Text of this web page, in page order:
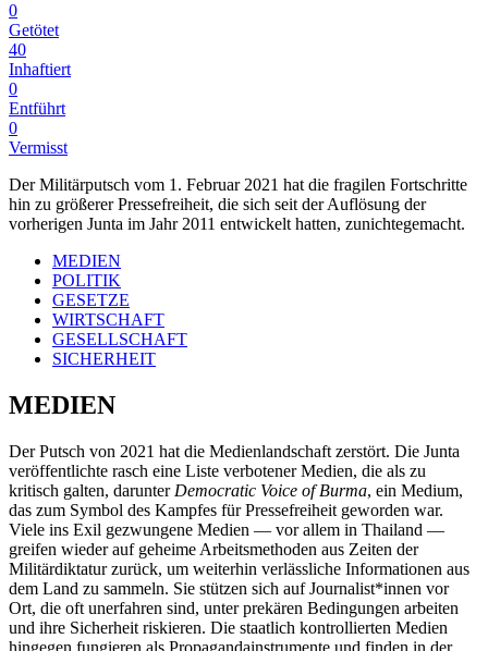
0
Getötet
40
Inhaftiert
0
Entführt
0
Vermisst
Der Militärputsch vom 1. Februar 2021 hat die fragilen Fortschritte
hin zu größerer Pressefreiheit, die sich seit der Auflösung der
vorherigen Junta im Jahr 2011 entwickelt hatten, zunichtegemacht.
MEDIEN
POLITIK
GESETZE
WIRTSCHAFT
GESELLSCHAFT
SICHERHEIT
MEDIEN
Der Putsch von 2021 hat die Medienlandschaft zerstört. Die Junta
veröffentlichte rasch eine Liste verbotener Medien, die als zu
kritisch galten, darunter Democratic Voice of Burma, ein Medium,
das zum Symbol des Kampfes für Pressefreiheit geworden war.
Viele ins Exil gezwungene Medien — vor allem in Thailand —
greifen wieder auf geheime Arbeitsmethoden aus Zeiten der
Militärdiktatur zurück, um weiterhin verlässliche Informationen aus
dem Land zu sammeln. Sie stützen sich auf Journalist*innen vor
Ort, die oft unerfahren sind, unter prekären Bedingungen arbeiten
und ihre Sicherheit riskieren. Die staatlich kontrollierten Medien
hingegen fungieren als Propagandainstrumente und finden in der